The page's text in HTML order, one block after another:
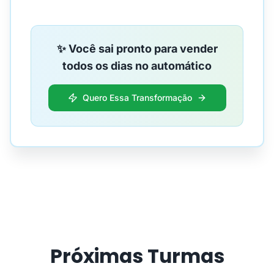
✨ Você sai pronto para vender
todos os dias no automático
Quero Essa Transformação
Próximas Turmas